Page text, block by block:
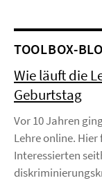
TOOLBOX-
Wie läuft die
Geburtstag
Vor 10 Jahren
Lehre online.
Interessierten